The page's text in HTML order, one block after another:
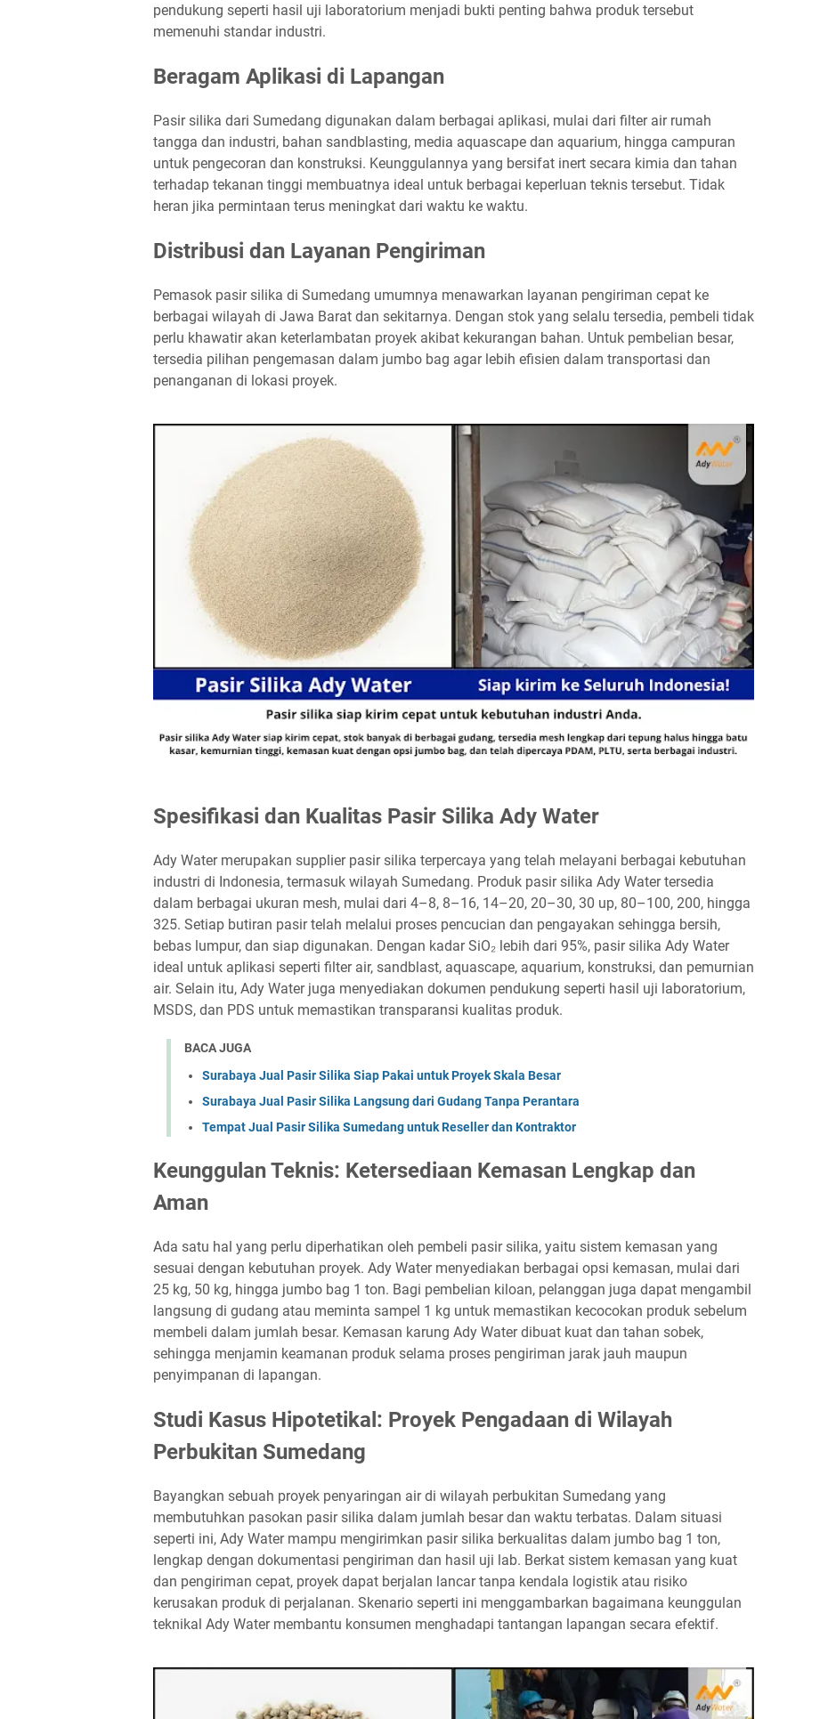
pendukung seperti hasil uji laboratorium menjadi bukti penting bahwa produk tersebut
memenuhi standar industri.
Beragam Aplikasi di Lapangan
Pasir silika dari Sumedang digunakan dalam berbagai aplikasi, mulai dari filter air rumah
tangga dan industri, bahan sandblasting, media aquascape dan aquarium, hingga campuran
untuk pengecoran dan konstruksi. Keunggulannya yang bersifat inert secara kimia dan tahan
terhadap tekanan tinggi membuatnya ideal untuk berbagai keperluan teknis tersebut. Tidak
heran jika permintaan terus meningkat dari waktu ke waktu.
Distribusi dan Layanan Pengiriman
Pemasok pasir silika di Sumedang umumnya menawarkan layanan pengiriman cepat ke
berbagai wilayah di Jawa Barat dan sekitarnya. Dengan stok yang selalu tersedia, pembeli tidak
perlu khawatir akan keterlambatan proyek akibat kekurangan bahan. Untuk pembelian besar,
tersedia pilihan pengemasan dalam jumbo bag agar lebih efisien dalam transportasi dan
penanganan di lokasi proyek.
Spesifikasi dan Kualitas Pasir Silika Ady Water
Ady Water merupakan supplier pasir silika terpercaya yang telah melayani berbagai kebutuhan
industri di Indonesia, termasuk wilayah Sumedang. Produk pasir silika Ady Water tersedia
dalam berbagai ukuran mesh, mulai dari 4–8, 8–16, 14–20, 20–30, 30 up, 80–100, 200, hingga
325. Setiap butiran pasir telah melalui proses pencucian dan pengayakan sehingga bersih,
bebas lumpur, dan siap digunakan. Dengan kadar SiO₂ lebih dari 95%, pasir silika Ady Water
ideal untuk aplikasi seperti filter air, sandblast, aquascape, aquarium, konstruksi, dan pemurnian
air. Selain itu, Ady Water juga menyediakan dokumen pendukung seperti hasil uji laboratorium,
MSDS, dan PDS untuk memastikan transparansi kualitas produk.
BACA JUGA
Surabaya Jual Pasir Silika Siap Pakai untuk Proyek Skala Besar
Surabaya Jual Pasir Silika Langsung dari Gudang Tanpa Perantara
Tempat Jual Pasir Silika Sumedang untuk Reseller dan Kontraktor
Keunggulan Teknis: Ketersediaan Kemasan Lengkap dan
Aman
Ada satu hal yang perlu diperhatikan oleh pembeli pasir silika, yaitu sistem kemasan yang
sesuai dengan kebutuhan proyek. Ady Water menyediakan berbagai opsi kemasan, mulai dari
25 kg, 50 kg, hingga jumbo bag 1 ton. Bagi pembelian kiloan, pelanggan juga dapat mengambil
langsung di gudang atau meminta sampel 1 kg untuk memastikan kecocokan produk sebelum
membeli dalam jumlah besar. Kemasan karung Ady Water dibuat kuat dan tahan sobek,
sehingga menjamin keamanan produk selama proses pengiriman jarak jauh maupun
penyimpanan di lapangan.
Studi Kasus Hipotetikal: Proyek Pengadaan di Wilayah
Perbukitan Sumedang
Bayangkan sebuah proyek penyaringan air di wilayah perbukitan Sumedang yang
membutuhkan pasokan pasir silika dalam jumlah besar dan waktu terbatas. Dalam situasi
seperti ini, Ady Water mampu mengirimkan pasir silika berkualitas dalam jumbo bag 1 ton,
lengkap dengan dokumentasi pengiriman dan hasil uji lab. Berkat sistem kemasan yang kuat
dan pengiriman cepat, proyek dapat berjalan lancar tanpa kendala logistik atau risiko
kerusakan produk di perjalanan. Skenario seperti ini menggambarkan bagaimana keunggulan
teknikal Ady Water membantu konsumen menghadapi tantangan lapangan secara efektif.